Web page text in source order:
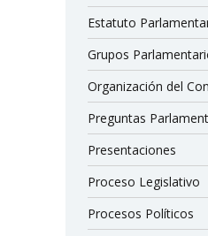
Estatuto
Grupos
Organización del
Preguntas
Presentaciones
Proceso Legislativo
Procesos Políticos